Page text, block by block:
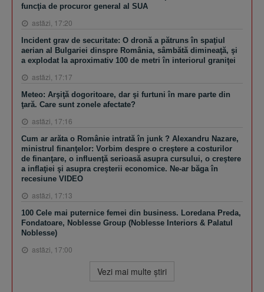
funcţia de procuror general al SUA
astăzi, 17:20
Incident grav de securitate: O dronă a pătruns în spaţiul
aerian al Bulgariei dinspre România, sâmbătă dimineaţă, şi
a explodat la aproximativ 100 de metri în interiorul graniţei
astăzi, 17:17
Meteo: Arşiţă dogoritoare, dar şi furtuni în mare parte din
ţară. Care sunt zonele afectate?
astăzi, 17:16
Cum ar arăta o Românie intrată în junk ? Alexandru Nazare,
ministrul finanţelor: Vorbim despre o creştere a costurilor
de finanţare, o influenţă serioasă asupra cursului, o creştere
a inflaţiei şi asupra creşterii economice. Ne-ar băga în
recesiune VIDEO
astăzi, 17:13
100 Cele mai puternice femei din business. Loredana Preda,
Fondatoare, Noblesse Group (Noblesse Interiors & Palatul
Noblesse)
astăzi, 17:00
Vezi mai multe ştiri